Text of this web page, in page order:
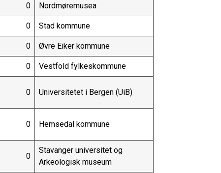
0 Nordmøremusea
0 Stad kommune
0 Øvre Eiker kommune
0 Vestfold fylkeskommune
0 Universitetet i Bergen (UiB)
0 Hemsedal kommune
0
Stavanger universitet og
Arkeologisk museum